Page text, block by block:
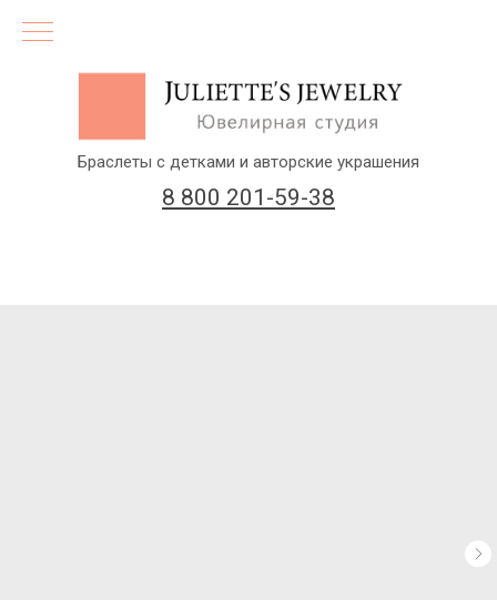
8 800 201-59-38
Браслеты с детками и авторские украшения